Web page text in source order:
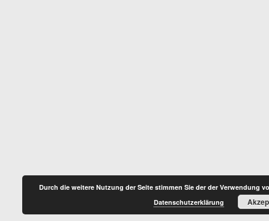
Durch die weitere Nutzung der Seite stimmen Sie der der Verwendung
Datenschutzerklärung